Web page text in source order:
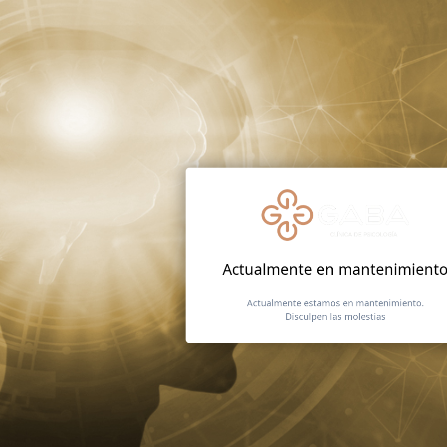
Actualmente en
Actualmente estamos en mantenimiento.
Disculpen las molestias